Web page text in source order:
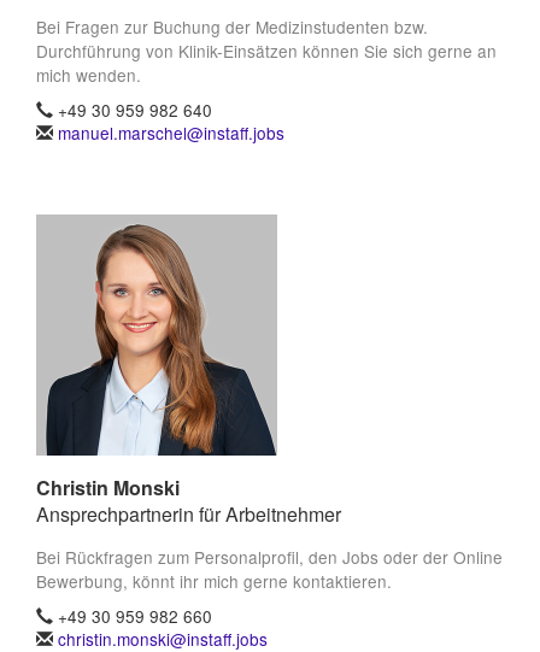
Bei Fragen zur Buchung der Medizinstudenten bzw.
Durchführung von Klinik-Einsätzen können Sie sich gerne an
mich wenden.
+49 30 959 982 640
manuel.marschel@instaff.jobs
Christin Monski
Ansprechpartnerin für Arbeitnehmer
Bei Rückfragen zum Personalprofil, den Jobs oder der Online
Bewerbung, könnt ihr mich gerne kontaktieren.
+49 30 959 982 660
christin.monski@instaff.jobs